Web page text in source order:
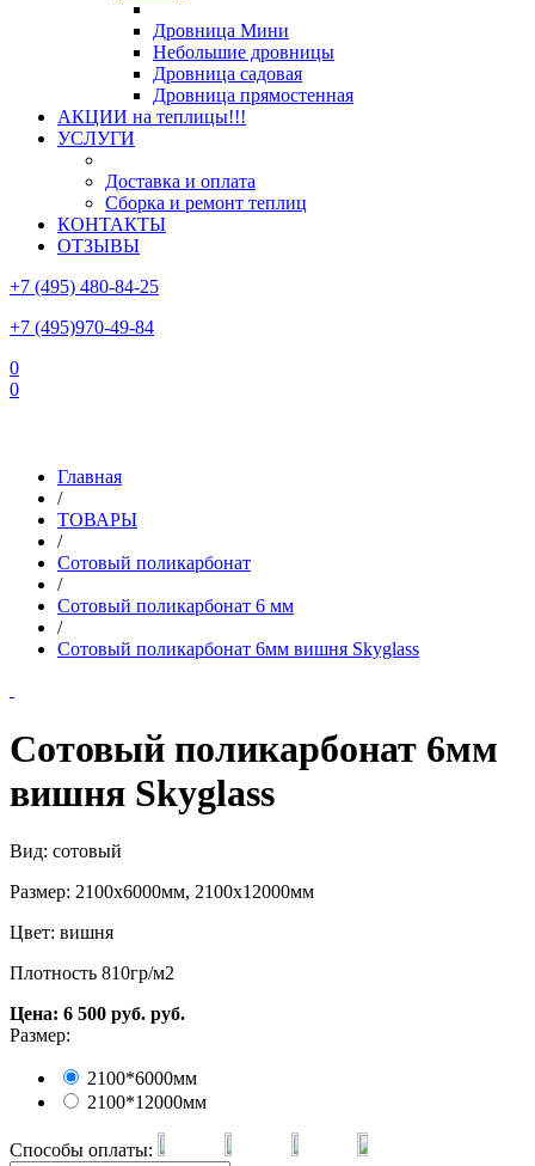
Дровница Мини
Небольшие дровницы
Дровница садовая
Дровница прямостенная
АКЦИИ на теплицы!!!
УСЛУГИ
Доставка и оплата
Сборка и ремонт теплиц
КОНТАКТЫ
ОТЗЫВЫ
+7 (495) 480-84-25
+7 (495)970-49-84
0
0
Главная
/
ТОВАРЫ
/
Сотовый поликарбонат
/
Сотовый поликарбонат 6 мм
/
Сотовый поликарбонат 6мм вишня Skyglass
Сотовый поликарбонат 6мм
вишня Skyglass
Вид: сотовый
Размер: 2100х6000мм, 2100х12000мм
Цвет: вишня
Плотность 810гр/м2
Цена: 6 500 руб. руб.
Размер:
2100*6000мм
2100*12000мм
Способы оплаты: